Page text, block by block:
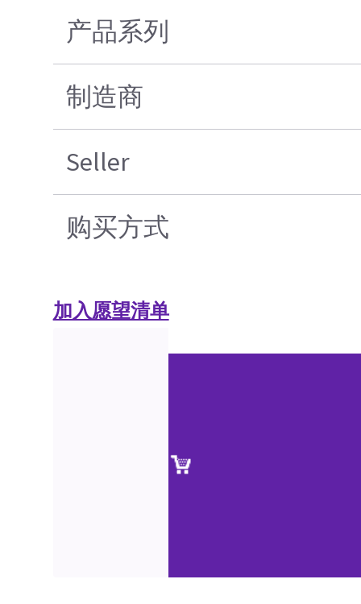
产品系列
制造商
Seller
购买方式
加入愿望清单